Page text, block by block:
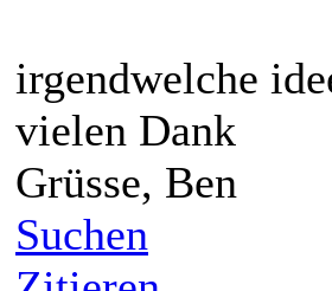
irgendwelche
vielen Dank
Grüsse, Ben
Suchen